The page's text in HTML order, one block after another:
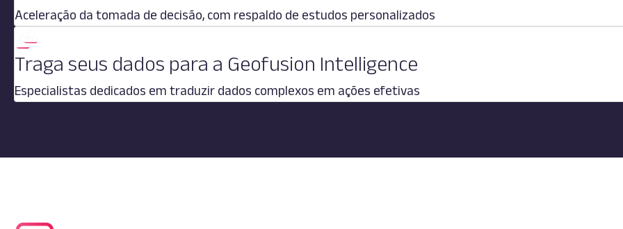
Aceleração da tomada de decisão, com respaldo de estudos personalizados
Traga seus dados para a Geofusion Intelligence
Especialistas dedicados em traduzir dados complexos em ações efetivas